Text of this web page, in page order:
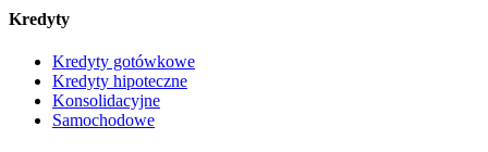
Kredyty
Kredyty gotówkowe
Kredyty hipoteczne
Konsolidacyjne
Samochodowe